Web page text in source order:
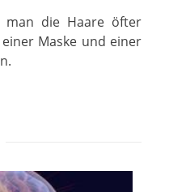
man die Haare öfter
Maske und einer